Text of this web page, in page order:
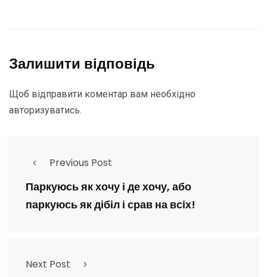
Залишити відповідь
Щоб відправити коментар вам необхідно
авторизуватись.
Previous Post
Паркуюсь як хочу і де хочу, або
паркуюсь як дібіл і срав на всіх!
Next Post